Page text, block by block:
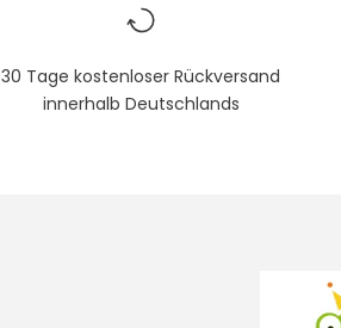
30 Tage kostenloser Rückversand
innerhalb Deutschlands